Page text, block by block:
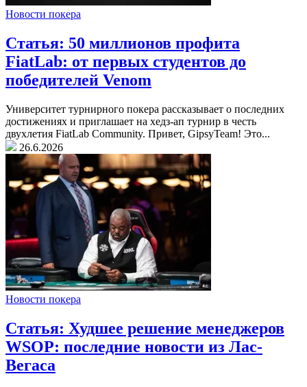
Новости покера
Статья: 50 миллионов профита
FiatLab: от первых студентов до
победителей Venom
Университет турнирного покера рассказывает о последних
достижениях и приглашает на хедз-ап турнир в честь
двухлетия FiatLab Community. Привет, GipsyTeam! Это...
26.6.2026
Новости покера
Статья: Худшее решение менеджеров
WSOP: последние новости из Лас-
Вегаса